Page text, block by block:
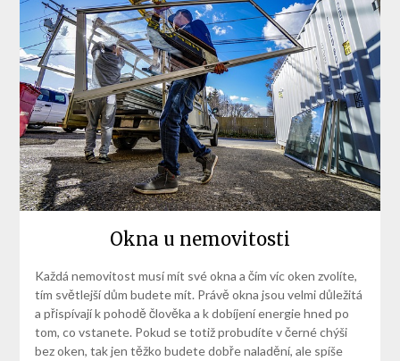
Okna u nemovitosti
Každá nemovitost musí mít své okna a čím víc oken zvolíte,
tím světlejší dům budete mít. Právě okna jsou velmi důležitá
a přispívají k pohodě člověka a k dobíjení energie hned po
tom, co vstanete. Pokud se totiž probudíte v černé chýši
bez oken, tak jen těžko budete dobře naladění, ale spíše